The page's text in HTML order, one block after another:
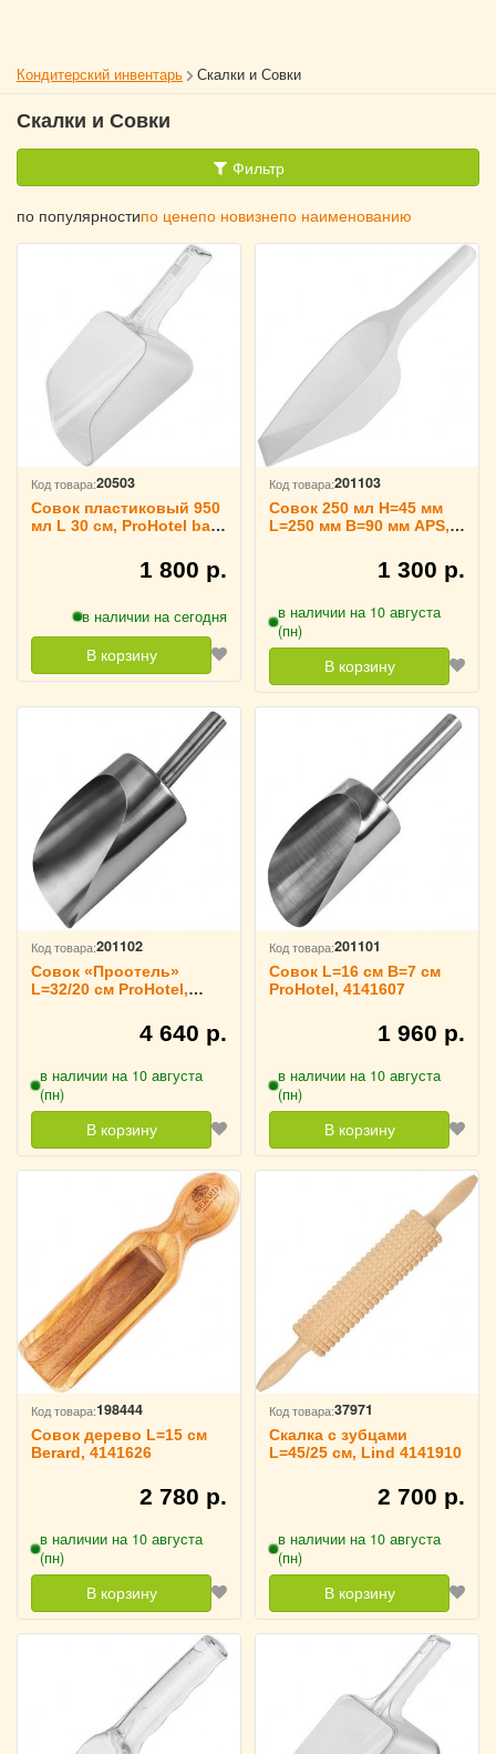
Кондитерский инвентарь Скалки и Совки
Скалки и Совки
Фильтр
по популярностипо ценепо новизнепо наименованию
Код товара:20503
Совок пластиковый 950
мл L 30 см, ProHotel bar
1 800 р.
в наличии на сегодня
В корзину
Код товара:201103
Совок 250 мл H=45 мм
L=250 мм B=90 мм APS,
1 300 р.
в наличии на 10 августа
(пн)
В корзину
Код товара:201102
Совок «Проотель»
L=32/20 см ProHotel,
4 640 р.
в наличии на 10 августа
(пн)
В корзину
Код товара:201101
Совок L=16 см B=7 см
ProHotel, 4141607
1 960 р.
в наличии на 10 августа
(пн)
В корзину
Код товара:198444
Совок дерево L=15 см
Berard, 4141626
2 780 р.
в наличии на 10 августа
(пн)
В корзину
Код товара:37971
Скалка с зубцами
L=45/25 см, Lind 4141910
2 700 р.
в наличии на 10 августа
(пн)
В корзину